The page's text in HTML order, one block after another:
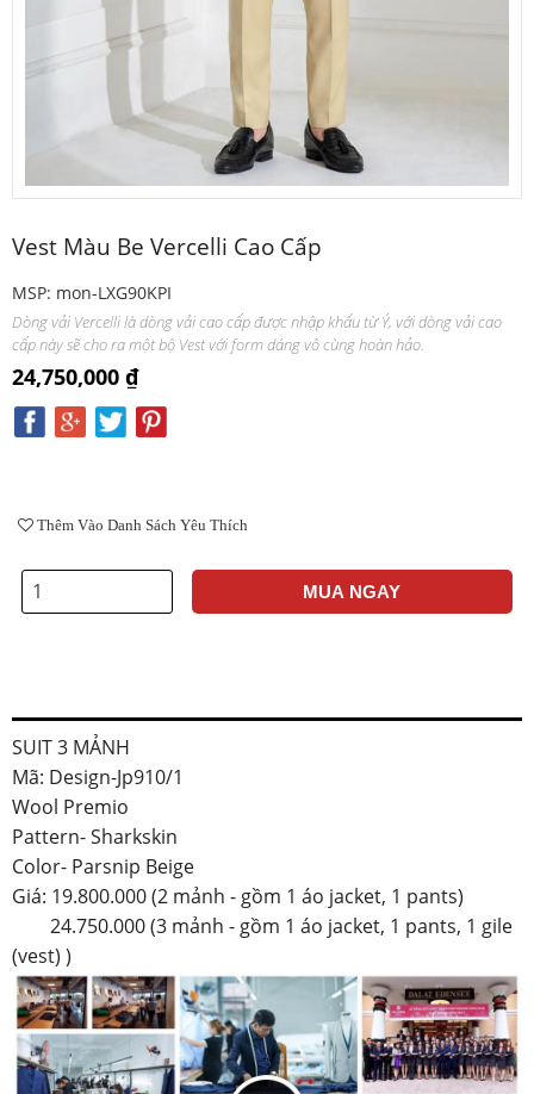
Vest Màu Be Vercelli Cao Cấp
MSP: mon-LXG90KPI
Dòng vải Vercelli là dòng vải cao cấp được nhập khẩu từ Ý, với dòng vải cao
cấp này sẽ cho ra một bộ Vest với form dáng vô cùng hoàn hảo.
24,750,000 ₫
Thêm Vào Danh Sách Yêu Thích
MUA NGAY
SUIT 3 MẢNH
Mã: Design-Jp910/1
Wool Premio
Pattern- Sharkskin
Color- Parsnip Beige
Giá: 19.800.000 (2 mảnh - gồm 1 áo jacket, 1 pants)
24.750.000 (3 mảnh - gồm 1 áo jacket, 1 pants, 1 gile
(vest) )